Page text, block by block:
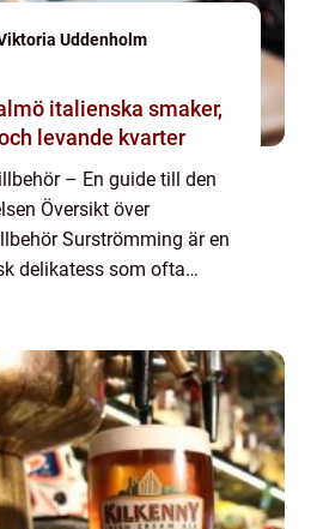
Uddenholm
smaker,
levande kvarter
– En guide till den
Översikt över
Surströmming är en
delikatess som ofta